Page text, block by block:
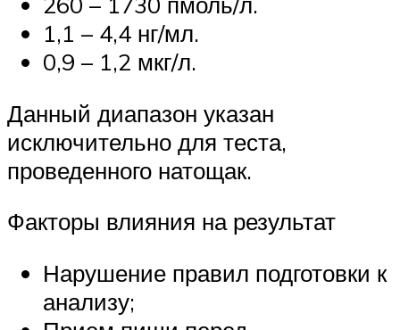
1,1 – 4,4 нг/мл.
0,9 – 1,2 мкг/л.
Данный диапазон указан
исключительно для теста,
проведенного натощак.
Факторы влияния на результат
Нарушение правил подготовки к
анализу;